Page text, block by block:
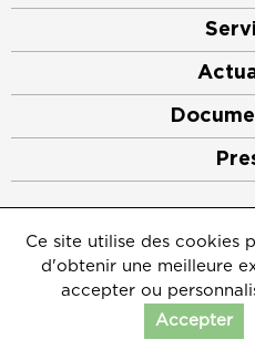
Mentions
Politique de protection
Afficher le
Ce site utilise des cookies
d'obtenir une meilleure
accepter ou
Accepter